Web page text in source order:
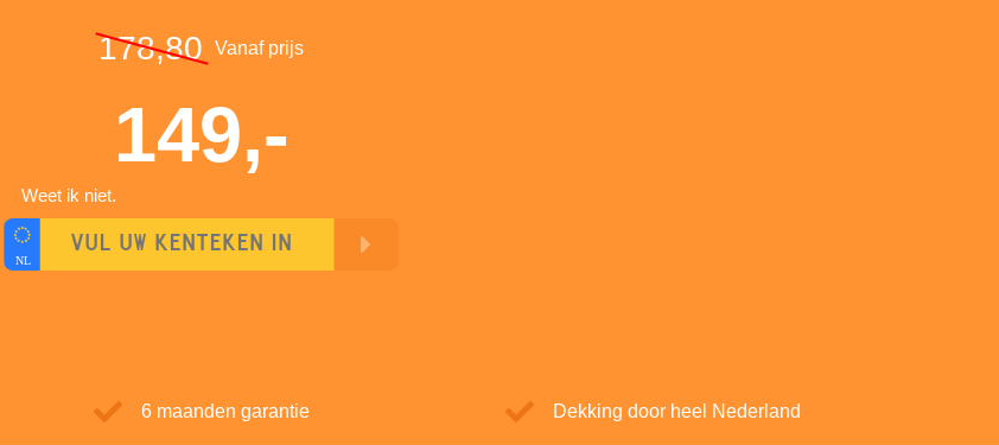
178,80 Vanaf prijs
149,-
Weet ik niet.
6 maanden garantie Dekking door heel Nederland